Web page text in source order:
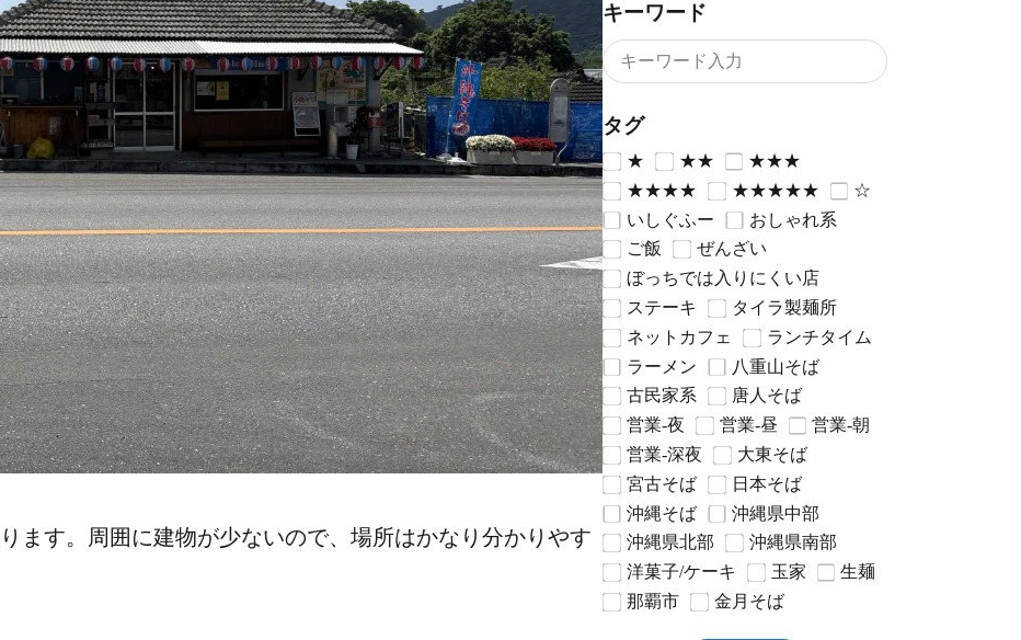
ます。周囲に建物が少ないので、場所はかなり分かりやす
キーワード
タグ
★ ★★
★★★
★★★★
★★★★★
☆
いしぐふー
おしゃれ系
ご飯
ぜんざい
ぼっちでは入りにくい店
ステーキ
タイラ製麺所
ネットカフェ
ランチタイム
ラーメン
八重山そば
古民家系
唐人そば
営業-夜
営業-昼
営業-朝
営業-深夜
大東そば
宮古そば
日本そば
沖縄そば
沖縄県中部
沖縄県北部
沖縄県南部
洋菓子/ケーキ
玉家
生麺
那覇市
金月そば